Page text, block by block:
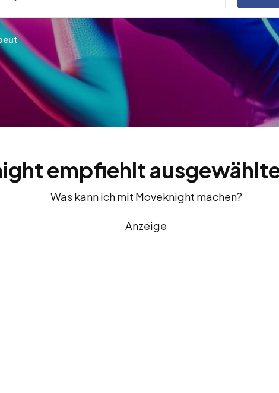
empfiehlt
Was kann ich mit Moveknight machen?
Anzeige